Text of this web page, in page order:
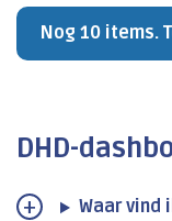
Nog 10 items.
DHD-
Waar vind